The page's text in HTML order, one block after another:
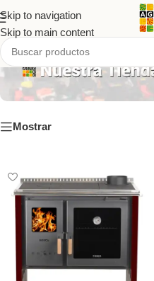
Skip to navigation
Skip to main content
Mostrar